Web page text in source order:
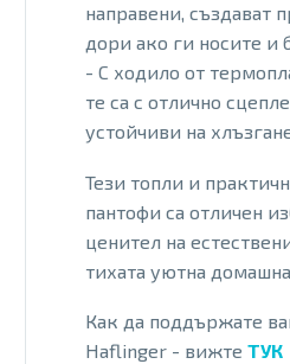
направени, създават
дори ако ги носите и
- С ходило от
те са с отлично
устойчиви на
Тези топли и
пантофи са отличен
ценител на
тихата уютна
Как да поддържате
Haflinger - вижте ТУК